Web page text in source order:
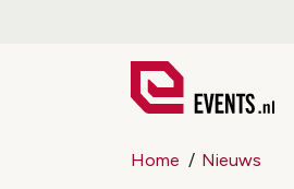
Home Nieuws